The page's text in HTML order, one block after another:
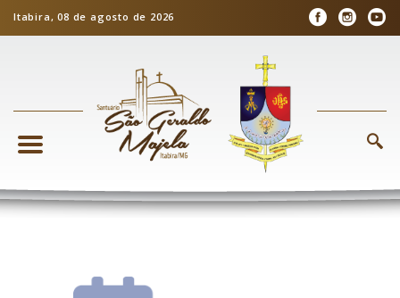
Itabira, 08 de agosto de 2026